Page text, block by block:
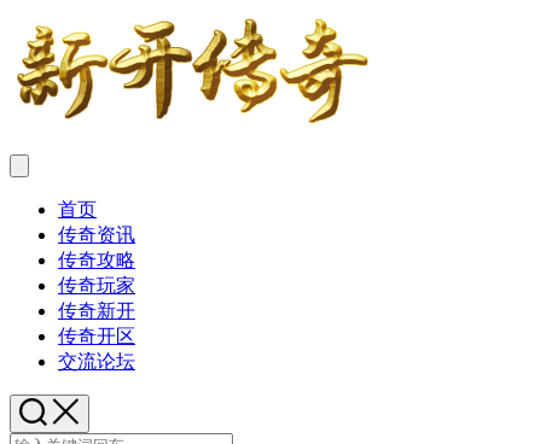
首页
传奇资讯
传奇攻略
传奇玩家
传奇新开
传奇开区
交流论坛